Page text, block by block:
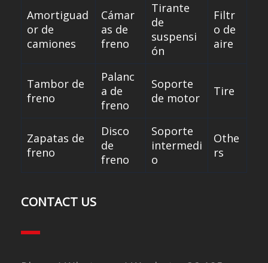
Amortiguad
or de
camiones
Cámar
as de
freno
Tirante
de
suspensi
ón
Filtr
o de
aire
Tambor de
freno
Palanc
a de
freno
Soporte
de motor
Tire
Zapatas de
freno
Disco
de
freno
Soporte
intermedi
o
Othe
rs
CONTACT US